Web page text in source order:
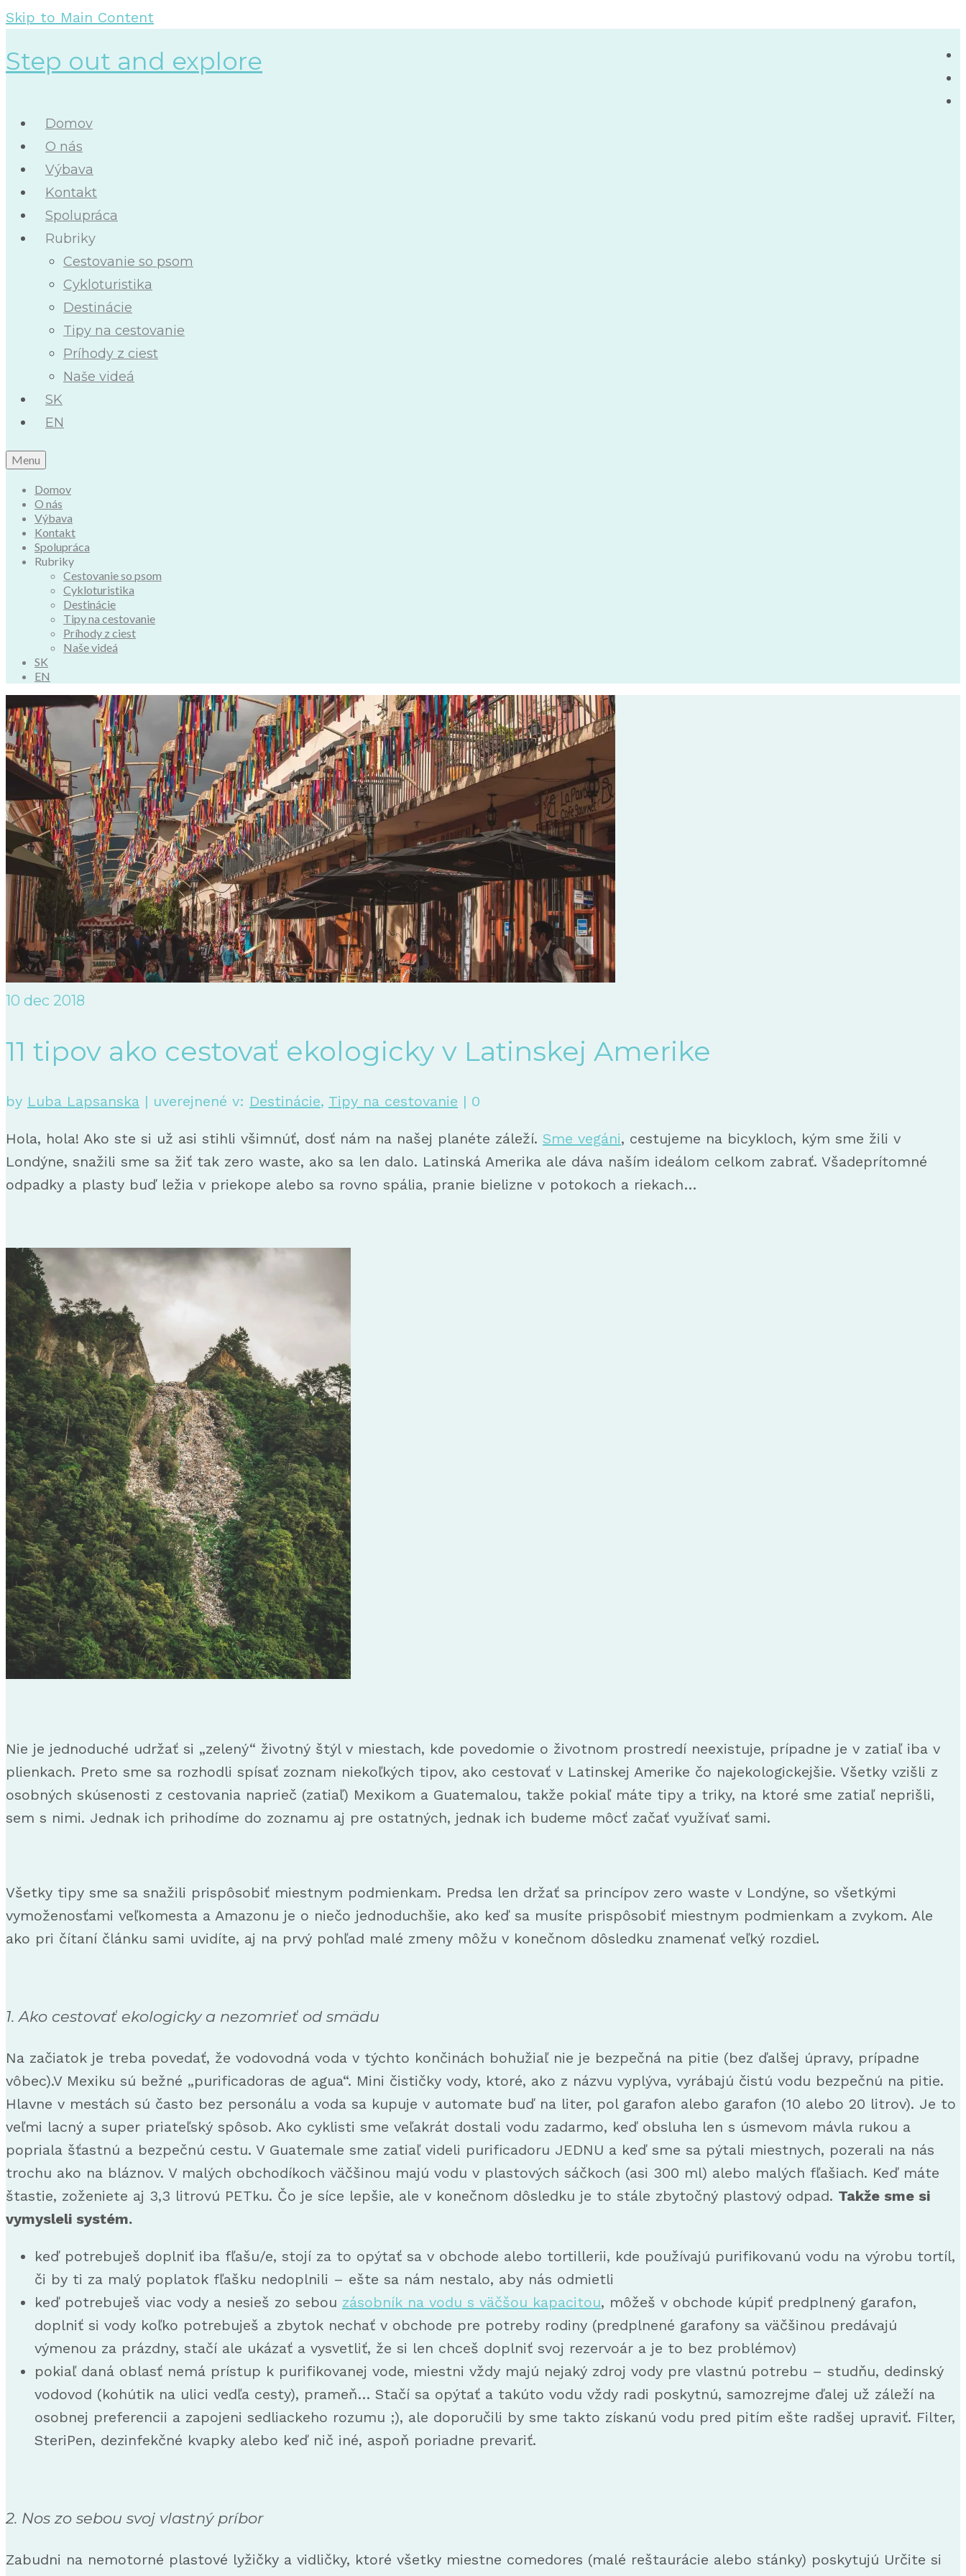
Skip to Main Content
Step out and explore
Domov
O nás
Výbava
Kontakt
Spolupráca
Rubriky
Cestovanie so psom
Cykloturistika
Destinácie
Tipy na cestovanie
Príhody z ciest
Naše videá
SK
EN
Menu
Domov
O nás
Výbava
Kontakt
Spolupráca
Rubriky
Cestovanie so psom
Cykloturistika
Destinácie
Tipy na cestovanie
Príhody z ciest
Naše videá
SK
EN
10 dec 2018
11 tipov ako cestovať ekologicky v Latinskej Amerike
by Luba Lapsanska | uverejnené v: Destinácie, Tipy na cestovanie | 0
Hola, hola! Ako ste si už asi stihli všimnúť, dosť nám na našej planéte záleží. Sme vegáni, cestujeme na bicykloch, kým sme žili v
Londýne, snažili sme sa žiť tak zero waste, ako sa len dalo. Latinská Amerika ale dáva naším ideálom celkom zabrať. Všadeprítomné
odpadky a plasty buď ležia v priekope alebo sa rovno spália, pranie bielizne v potokoch a riekach…
Nie je jednoduché udržať si „zelený“ životný štýl v miestach, kde povedomie o životnom prostredí neexistuje, prípadne je v zatiaľ iba v
plienkach. Preto sme sa rozhodli spísať zoznam niekoľkých tipov, ako cestovať v Latinskej Amerike čo najekologickejšie. Všetky vzišli z
osobných skúsenosti z cestovania naprieč (zatiaľ) Mexikom a Guatemalou, takže pokiaľ máte tipy a triky, na ktoré sme zatiaľ neprišli,
sem s nimi. Jednak ich prihodíme do zoznamu aj pre ostatných, jednak ich budeme môcť začať využívať sami.
Všetky tipy sme sa snažili prispôsobiť miestnym podmienkam. Predsa len držať sa princípov zero waste v Londýne, so všetkými
vymoženosťami veľkomesta a Amazonu je o niečo jednoduchšie, ako keď sa musíte prispôsobiť miestnym podmienkam a zvykom. Ale
ako pri čítaní článku sami uvidíte, aj na prvý pohľad malé zmeny môžu v konečnom dôsledku znamenať veľký rozdiel.
1. Ako cestovať ekologicky a nezomrieť od smädu
Na začiatok je treba povedať, že vodovodná voda v týchto končinách bohužiaľ nie je bezpečná na pitie (bez ďalšej úpravy, prípadne
vôbec).V Mexiku sú bežné „purificadoras de agua“. Mini čističky vody, ktoré, ako z názvu vyplýva, vyrábajú čistú vodu bezpečnú na pitie.
Hlavne v mestách sú často bez personálu a voda sa kupuje v automate buď na liter, pol garafon alebo garafon (10 alebo 20 litrov). Je to
veľmi lacný a super priateľský spôsob. Ako cyklisti sme veľakrát dostali vodu zadarmo, keď obsluha len s úsmevom mávla rukou a
popriala šťastnú a bezpečnú cestu. V Guatemale sme zatiaľ videli purificadoru JEDNU a keď sme sa pýtali miestnych, pozerali na nás
trochu ako na bláznov. V malých obchodíkoch väčšinou majú vodu v plastových sáčkoch (asi 300 ml) alebo malých fľašiach. Keď máte
štastie, zoženiete aj 3,3 litrovú PETku. Čo je síce lepšie, ale v konečnom dôsledku je to stále zbytočný plastový odpad. Takže sme si
vymysleli systém.
keď potrebuješ doplniť iba fľašu/e, stojí za to opýtať sa v obchode alebo tortillerii, kde používajú purifikovanú vodu na výrobu tortíl,
či by ti za malý poplatok fľašku nedoplnili – ešte sa nám nestalo, aby nás odmietli
keď potrebuješ viac vody a nesieš zo sebou zásobník na vodu s väčšou kapacitou, môžeš v obchode kúpiť predplnený garafon,
doplniť si vody koľko potrebuješ a zbytok nechať v obchode pre potreby rodiny (predplnené garafony sa väčšinou predávajú
výmenou za prázdny, stačí ale ukázať a vysvetliť, že si len chceš doplniť svoj rezervoár a je to bez problémov)
pokiaľ daná oblasť nemá prístup k purifikovanej vode, miestni vždy majú nejaký zdroj vody pre vlastnú potrebu – studňu, dedinský
vodovod (kohútik na ulici vedľa cesty), prameň… Stačí sa opýtať a takúto vodu vždy radi poskytnú, samozrejme ďalej už záleží na
osobnej preferencii a zapojeni sedliackeho rozumu ;), ale doporučili by sme takto získanú vodu pred pitím ešte radšej upraviť. Filter,
SteriPen, dezinfekčné kvapky alebo keď nič iné, aspoň poriadne prevariť.
2. Nos zo sebou svoj vlastný príbor
Zabudni na nemotorné plastové lyžičky a vidličky, ktoré všetky miestne comedores (malé reštaurácie alebo stánky) poskytujú Určite si